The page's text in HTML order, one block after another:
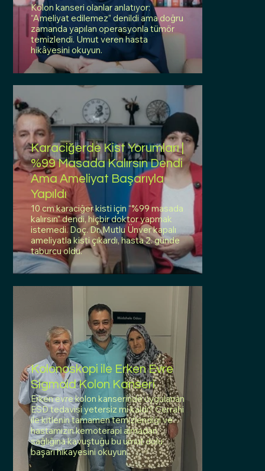
Kolon kanseri olanlar anlatıyor:
“Ameliyat edilemez” denildi ama doğru
zamanda yapılan operasyonla tümör
temizlendi. Umut veren hasta
hikâyesini okuyun.
Karaciğerde Kist Yorumları |
%99 Masada Kalırsın Dendi
Ama Ameliyat Başarıyla
Yapıldı
10 cm karaciğer kisti için “%99 masada
kalırsın” dendi, hiçbir doktor yapmak
istemedi. Doç. Dr. Mutlu Ünver kapalı
ameliyatla kisti çıkardı, hasta 2. günde
taburcu oldu.
Kolonoskopi ile Erken Evre
Sigmoid Kolon Kanseri
Erken evre kolon kanserinde uygulanan
ESD tedavisi yetersiz mi kaldı? Cerrahi
ile kitlenin tamamen temizlendiği ve
hastamızın kemoterapi almadan
sağlığına kavuştuğu bu umut dolu
başarı hikayesini okuyun.